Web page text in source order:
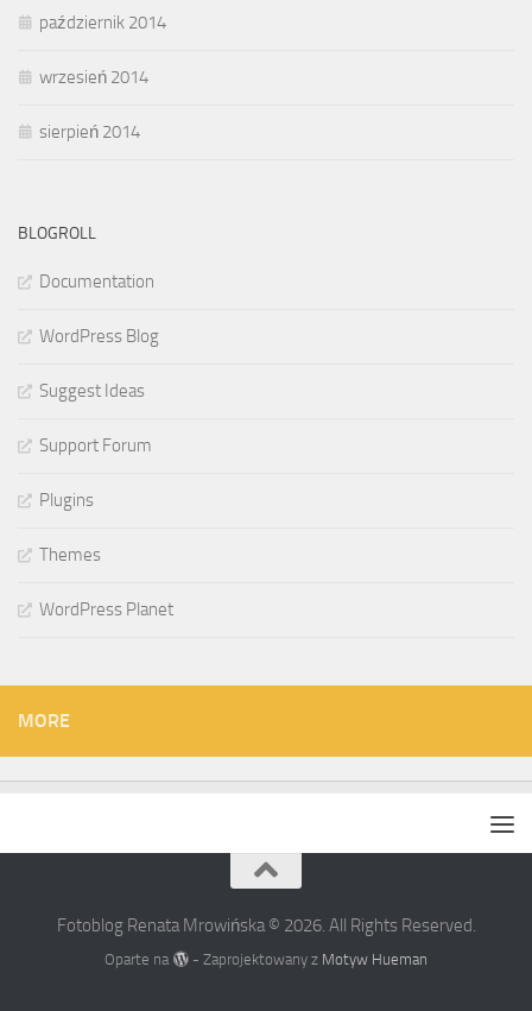
październik 2014
wrzesień 2014
sierpień 2014
BLOGROLL
Documentation
WordPress Blog
Suggest Ideas
Support Forum
Plugins
Themes
WordPress Planet
MORE
Fotoblog Renata Mrowińska © 2026. All Rights Reserved.
Oparte na - Zaprojektowany z Motyw Hueman